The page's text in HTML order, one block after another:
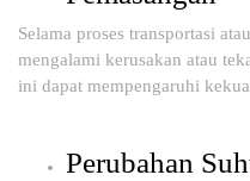
Selama proses transportasi
mengalami kerusakan atau
ini dapat mempengaruhi
Perubahan